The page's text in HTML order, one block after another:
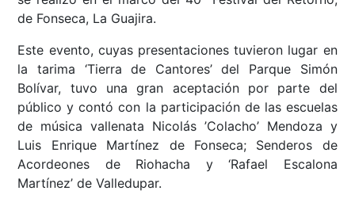
de Fonseca, La Guajira.
Este evento, cuyas presentaciones tuvieron lugar en
la tarima ‘Tierra de Cantores’ del Parque Simón
Bolívar, tuvo una gran aceptación por parte del
público y contó con la participación de las escuelas
de música vallenata Nicolás ’Colacho’ Mendoza y
Luis Enrique Martínez de Fonseca; Senderos de
Acordeones de Riohacha y ‘Rafael Escalona
Martínez’ de Valledupar.